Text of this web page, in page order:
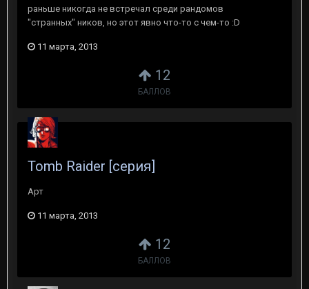
12
БАЛЛОВ
раньше никогда не встречал среди рандомов
"странных" ников, но этот явно что-то с чем-то :D
11 марта, 2013
12
БАЛЛОВ
Tomb Raider [серия]
Арт
11 марта, 2013